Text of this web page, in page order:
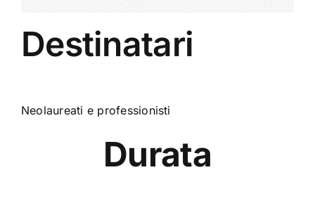
Destinatari
Neolaureati e professionisti
Durata